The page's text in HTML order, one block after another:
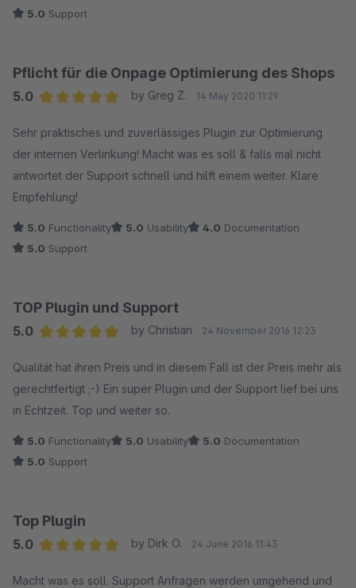
5.0 Support
Pflicht für die Onpage Optimierung des Shops
5.0
by Greg Z. 14 May 2020 11:29
Sehr praktisches und zuverlässiges Plugin zur Optimierung
der internen Verlinkung! Macht was es soll & falls mal nicht
antwortet der Support schnell und hilft einem weiter. Klare
Empfehlung!
5.0 Functionality 5.0 Usability 4.0 Documentation
5.0 Support
TOP Plugin und Support
5.0
by Christian 24 November 2016 12:23
Qualität hat ihren Preis und in diesem Fall ist der Preis mehr als
gerechtfertigt ;-) Ein super Plugin und der Support lief bei uns
in Echtzeit. Top und weiter so.
5.0 Functionality 5.0 Usability 5.0 Documentation
5.0 Support
Top Plugin
5.0
by Dirk O. 24 June 2016 11:43
Macht was es soll. Support Anfragen werden umgehend und